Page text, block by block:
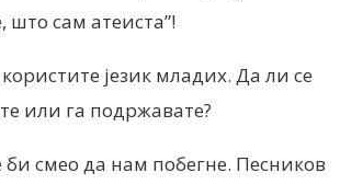
што сам атеиста”!
језик младих. Да ли се
или га подржавате?
би смео да нам побегне. Песников